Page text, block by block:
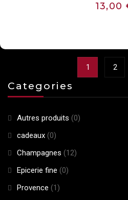
Categories
Autres produits (0)
cadeaux (0)
Champagnes (12)
Epicerie fine (0)
Provence (1)
13,00
1 2